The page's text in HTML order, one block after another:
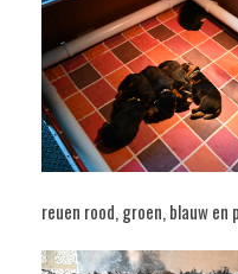
reuen rood, groen, blauw en